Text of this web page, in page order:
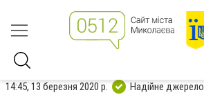
14:45, 13 березня 2020 р. Надійне джерело